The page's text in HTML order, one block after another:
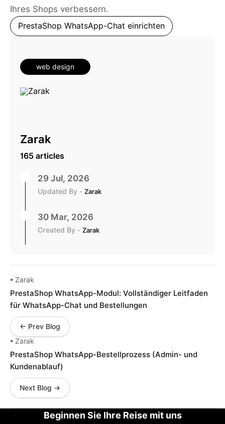
Ihres Shops verbessern.
PrestaShop WhatsApp-Chat einrichten
web design
Zarak
165 articles
29 Jul, 2026
Updated By - Zarak
30 Mar, 2026
Created By - Zarak
• Zarak
PrestaShop WhatsApp-Modul: Vollständiger Leitfaden
für WhatsApp-Chat und Bestellungen
← Prev Blog
• Zarak
PrestaShop WhatsApp-Bestellprozess (Admin- und
Kundenablauf)
Next Blog →
Beginnen Sie Ihre Reise mit uns